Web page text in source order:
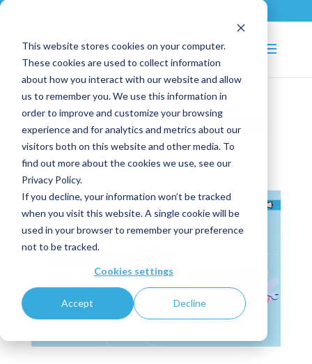
This website stores cookies on your computer.
These cookies are used to collect information
about how you interact with our website and allow
us to remember you. We use this information in
order to improve and customize your browsing
experience and for analytics and metrics about our
visitors both on this website and other media. To
find out more about the cookies we use, see our
Privacy Policy.
If you decline, your information won’t be tracked
when you visit this website. A single cookie will be
used in your browser to remember your preference
not to be tracked.
Cookies settings
Accept Decline
Les Nouveautés Shortways
Été 2021
Oct 11, 2021|Nouveautés